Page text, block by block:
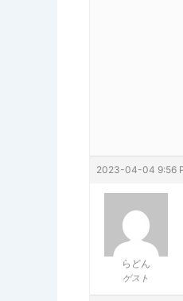
2023-04-04 9:56
らどん
ゲスト